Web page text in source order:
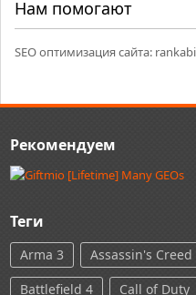
Нам помогают
SEO оптимизация сайта:
Рекомендуем
Теги
Arma 3 Assassin's Creed
Battlefield 4
Call of Duty